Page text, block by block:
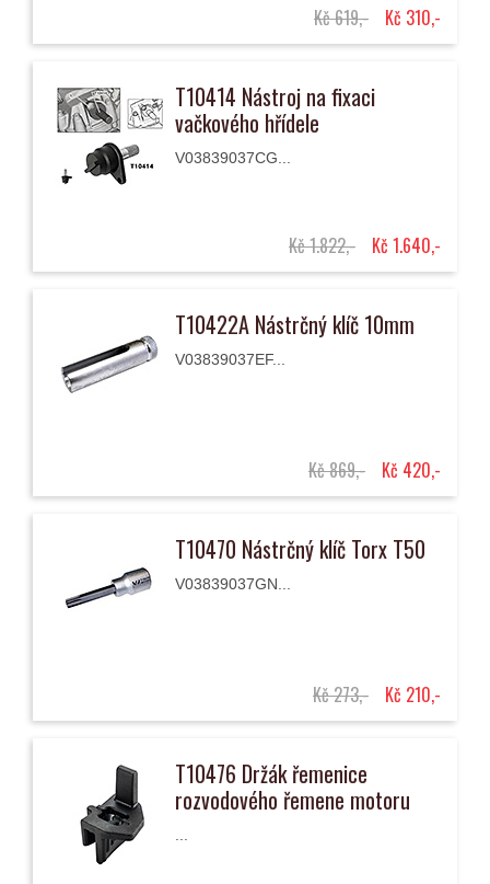
Kč 619,- Kč 310,-
T10414 Nástroj na fixaci
vačkového hřídele
V03839037CG...
Kč 1.822,- Kč 1.640,-
T10422A Nástrčný klíč 10mm
V03839037EF...
Kč 869,- Kč 420,-
T10470 Nástrčný klíč Torx T50
V03839037GN...
Kč 273,- Kč 210,-
T10476 Držák řemenice
rozvodového řemene motoru